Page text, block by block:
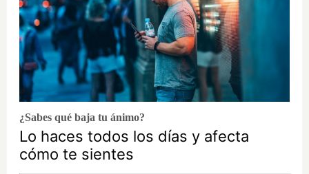
¿Sabes qué baja tu ánimo?
Lo haces todos los días y afecta
cómo te sientes